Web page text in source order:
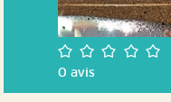
/5
0avis